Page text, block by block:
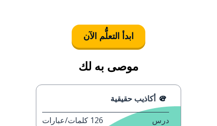
ابدأ التعلُّم الآن
موصى به لك
أكاذيب حقيقية
درس 126 كلمات/عبارات